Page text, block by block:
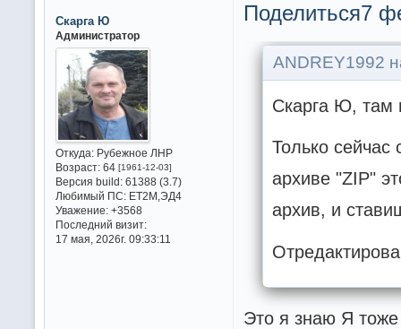
Поделиться7
Скарга Ю
Администратор
Откуда:Рубежное ЛНР
Возраст:64 [1961-12-03]
Версия build:61388 (3.7)
Любимый ПС:ET2M,ЭД4
Уважение: +3568
Последний визит:
17 мая, 2026г. 09:33:11
ANDREY1992
Скарга Ю, там
Только
архиве "ZIP"
архив, и
Это я знаю Я